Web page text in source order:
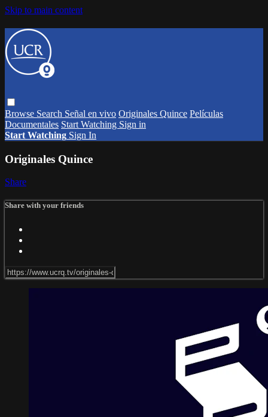
Skip to main content
Browse Search Señal en vivo Originales Quince Películas
Documentales Start Watching Sign in
Start Watching Sign In
Originales Quince
Share
Share with your friends